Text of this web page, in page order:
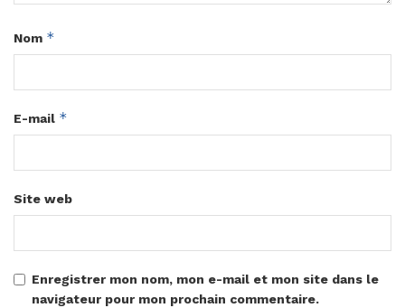
Nom *
E-mail *
Site web
Enregistrer mon nom, mon e-mail et mon site dans le
navigateur pour mon prochain commentaire.